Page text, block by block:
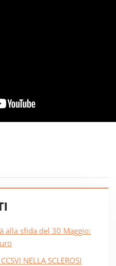
alla sfida del 30 Maggio:
NELLA SCLEROSI